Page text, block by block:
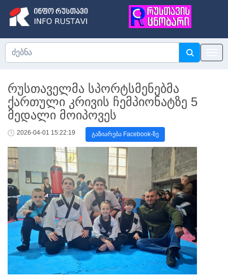
რუსთაველმა სპორტსმენებმა
ქართული კრივის ჩემპიონატზე 5
მედალი მოიპოვეს
2026-04-01 15:22:19 გაზიარება Facebook-ზე